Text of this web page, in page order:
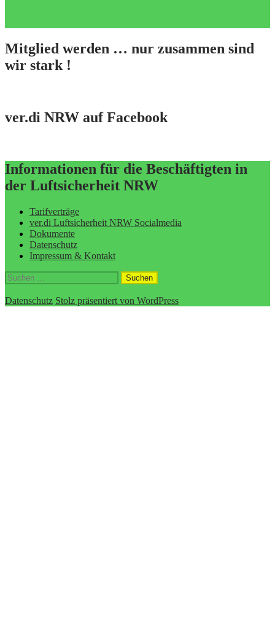
Mitglied werden … nur zusammen sind
wir stark !
ver.di NRW auf Facebook
Informationen für die Beschäftigten in
der Luftsicherheit NRW
Tarifverträge
ver.di Luftsicherheit NRW Socialmedia
Dokumente
Datenschutz
Impressum & Kontakt
Suchen
nach:
Datenschutz Stolz präsentiert von WordPress